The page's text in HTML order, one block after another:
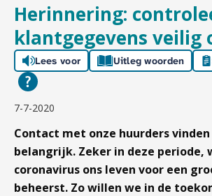
Herinnering:
klantgegevens veilig
Lees voor Uitleg woorden
7-7-2020
Contact met onze huurders
belangrijk. Zeker in deze periode,
coronavirus ons leven voor een
beheerst. Zo willen we in de